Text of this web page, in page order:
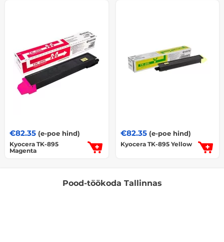
€82.35 (e-poe hind)
Kyocera TK-895
Magenta
€82.35 (e-poe hind)
Kyocera TK-895 Yellow
Pood-töökoda Tallinnas